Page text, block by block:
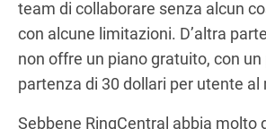
team di collaborare senza alcun
con alcune limitazioni. D’altra
non offre un piano gratuito, con un
partenza di 30 dollari per utente al
Sebbene RingCentral abbia molto